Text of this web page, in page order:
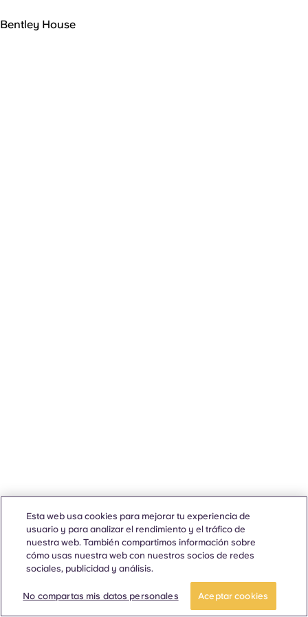
Bentley House
Esta web usa cookies para mejorar tu experiencia de
usuario y para analizar el rendimiento y el tráfico de
nuestra web. También compartimos información sobre
cómo usas nuestra web con nuestros socios de redes
sociales, publicidad y análisis.
No compartas mis datos personales Aceptar cookies